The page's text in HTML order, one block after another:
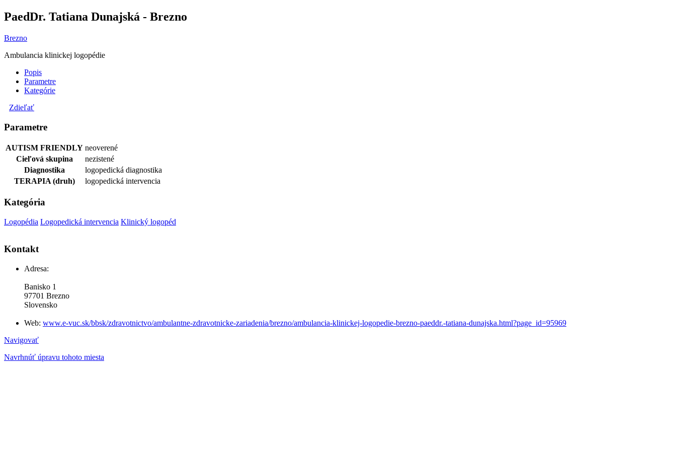
PaedDr. Tatiana Dunajská - Brezno
Brezno
Ambulancia klinickej logopédie
Popis
Parametre
Kategórie
Zdieľať
Parametre
AUTISM FRIENDLY neoverené
Cieľová skupina
nezistené
Diagnostika
logopedická diagnostika
TERAPIA (druh)
logopedická intervencia
Kategória
Logopédia Logopedická intervencia Klinický logopéd
Kontakt
Adresa:
Banisko 1
97701 Brezno
Slovensko
Web: www.e-vuc.sk/bbsk/zdravotnictvo/ambulantne-zdravotnicke-zariadenia/brezno/ambulancia-klinickej-logopedie-brezno-paeddr.-tatiana-dunajska.html?page_id=95969
Navigovať
Navrhnúť úpravu tohoto miesta